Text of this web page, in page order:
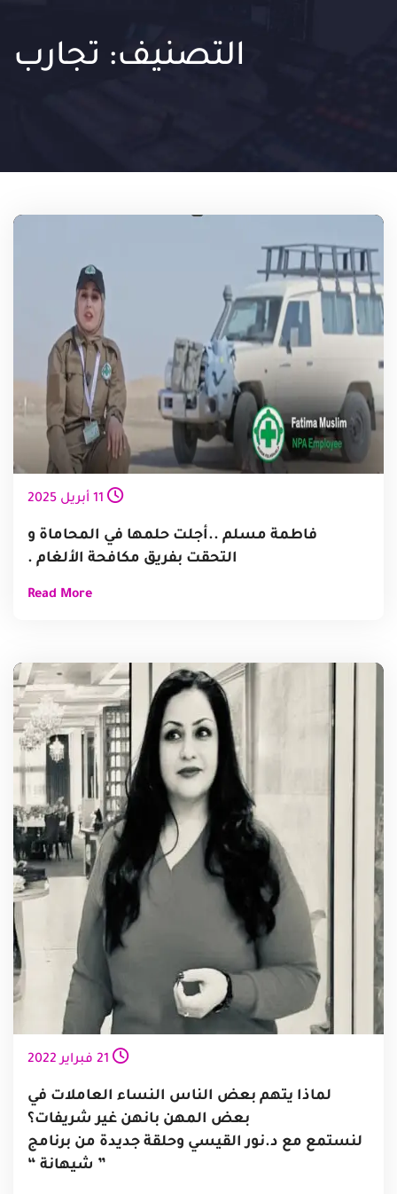
التصنيف: تجارب
11 أبريل 2025
فاطمة مسلم ..أجلت حلمها في المحاماة و
التحقت بفريق مكافحة الألغام .
Read More
21 فبراير 2022
لماذا يتهم بعض الناس النساء العاملات في
بعض المهن بانهن غير شريفات؟
لنستمع مع د.نور القيسي وحلقة جديدة من برنامج
” شيهانة “